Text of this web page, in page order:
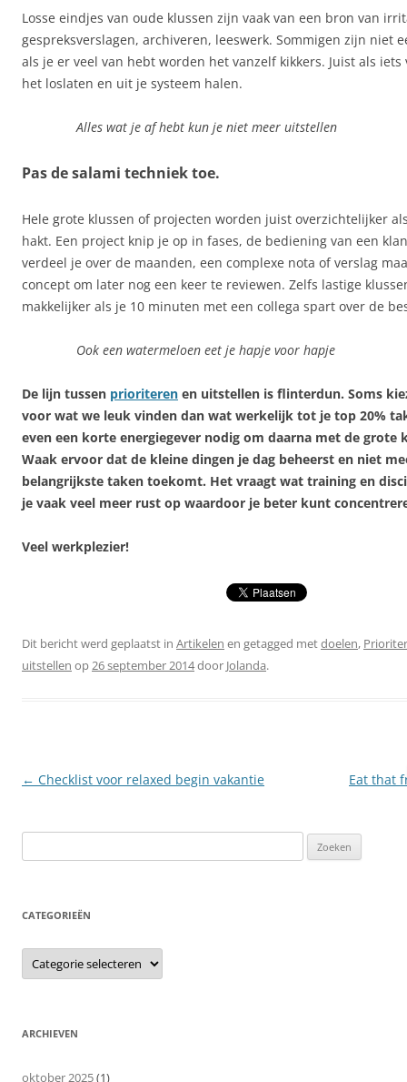
Losse eindjes van oude klussen zijn vaak van een bron van
gespreksverslagen, archiveren, leeswerk. Sommigen zijn niet
als je er veel van hebt worden het vanzelf kikkers. Juist als
het loslaten en uit je systeem halen.
Alles wat je af hebt kun je niet meer uitstellen
Pas de salami techniek toe.
Hele grote klussen of projecten worden juist overzichtelijker
hakt. Een project knip je op in fases, de bediening van een
verdeel je over de maanden, een complexe nota of verslag
concept om later nog een keer te reviewen. Zelfs lastige
makkelijker als je 10 minuten met een collega spart over de
Ook een watermeloen eet je hapje voor hapje
De lijn tussen prioriteren en uitstellen is flinterdun. Soms
voor wat we leuk vinden dan wat werkelijk tot je top 20%
even een korte energiegever nodig om daarna met de grote
Waak ervoor dat de kleine dingen je dag beheerst en niet
belangrijkste taken toekomt. Het vraagt wat training en
je vaak veel meer rust op waardoor je beter kunt
Veel werkplezier!
Dit bericht werd geplaatst in Artikelen en getagged metdoelen,
uitstellen op 26 september 2014door Jolanda.
Berichtnavigatie
← Checklist voor relaxed begin vakantie Eat that
naar:
CATEGORIEËN
Categorieën
ARCHIEVEN
oktober 2025(1)